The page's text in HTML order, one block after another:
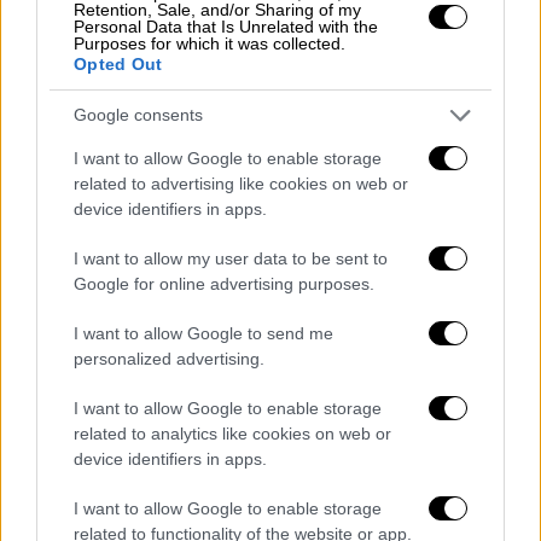
Retention, Sale, and/or Sharing of my
Personal Data that Is Unrelated with the
Purposes for which it was collected.
Opted Out
Google consents
I want to allow Google to enable storage
related to advertising like cookies on web or
device identifiers in apps.
I want to allow my user data to be sent to
Google for online advertising purposes.
I want to allow Google to send me
personalized advertising.
I want to allow Google to enable storage
related to analytics like cookies on web or
device identifiers in apps.
I want to allow Google to enable storage
related to functionality of the website or app.
είναι καλώς καμωμένα. Προσπάθησαν να
κάνουν το ίδιο και με τηνυπόθεση των
υποκλοπών. Είναι ένοχοι διότι συγκάλυψαν,
δεν δέχονται να ελεγχθούν για την
συγκάλυψη
. Είναι ένοχοι γιατί καταφεύγουν
σε χυδαιολογίες και να επιτίθενται σε
γονείς και συγγενείς, γιατί απαξιώνουν τους
νεκρούς και τους επιζώντες. Η υπόθεση του
λαθρεμπορίου που είναι πρόδηλη οφείλει να
εξηγήσει – δεν μιλώ για τους συγγενείς. Δεν
έχει καμία σοβαρότητα αυτό που λέει ο κ.
Δέδες. Όσοι ισχυρίζονται ότι δεν υπήρχε
παράνομο φορτίο να εξηγήσουν γιατί το
ισχυρίζονται, γιατί το παράνομο φορτίο και
το εύφλεκτο υλικό που δεν ήταν
καταγεγραμμένο έχει εντοπιστεί με βάση
εργαστηριακές εξετάσεις», συμπλήρωσε.